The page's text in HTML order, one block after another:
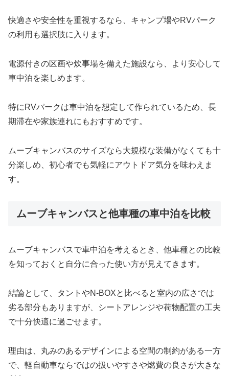
快適さや安全性を重視するなら、キャンプ場やRVパーク
の利用も選択肢に入ります。
電源付きの区画や炊事場を備えた施設なら、より安心して
車中泊を楽しめます。
特にRVパークは車中泊を想定して作られているため、長
期滞在や家族連れにもおすすめです。
ムーブキャンバスのサイズなら大規模な装備がなくても十
分楽しめ、初心者でも気軽にアウトドア気分を味わえま
す。
ムーブキャンバスと他車種の車中泊を比較
ムーブキャンバスで車中泊を考えるとき、他車種との比較
を知っておくと自分に合った使い方が見えてきます。
結論として、タントやN-BOXと比べると室内の広さでは
劣る部分もありますが、シートアレンジや荷物配置の工夫
で十分快適に過ごせます。
理由は、丸みのあるデザインによる空間の制約がある一方
で、軽自動車ならではの扱いやすさや燃費の良さが大きな